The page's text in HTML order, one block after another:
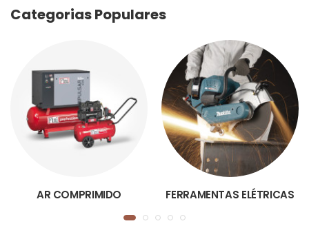
Categorias Populares
AR COMPRIMIDO FERRAMENTAS ELÉTRICAS